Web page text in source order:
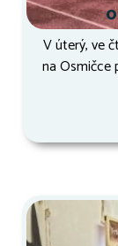
V úterý, ve
na Osmičce